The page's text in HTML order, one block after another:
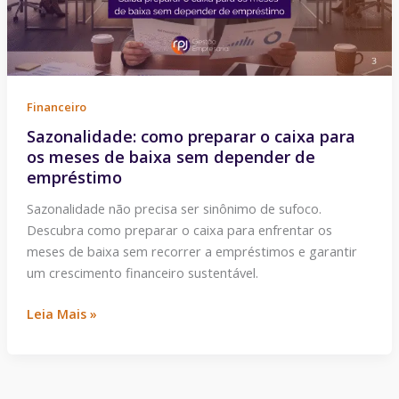
Financeiro
Sazonalidade: como preparar o caixa para
os meses de baixa sem depender de
empréstimo
Sazonalidade não precisa ser sinônimo de sufoco.
Descubra como preparar o caixa para enfrentar os
meses de baixa sem recorrer a empréstimos e garantir
um crescimento financeiro sustentável.
os
meses
de
baixa
sem
de
empréstimo
Leia Mais »